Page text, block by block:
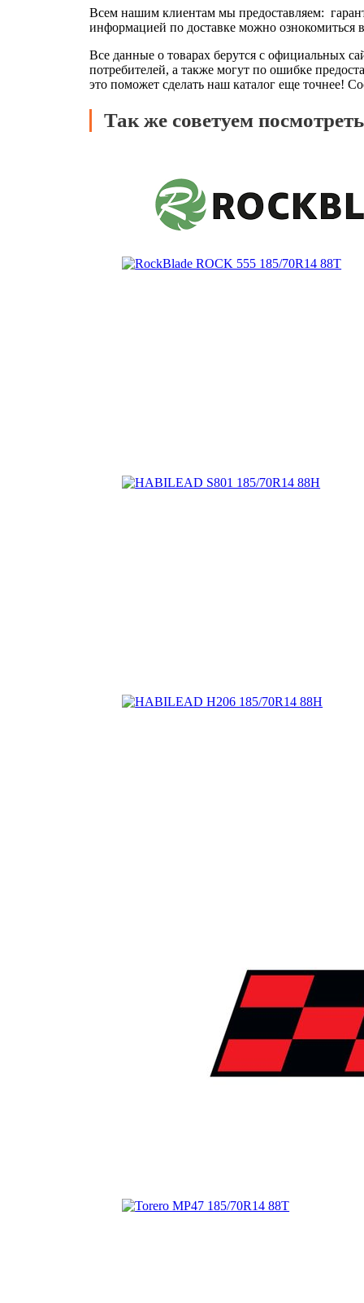
Всем нашим клиентам мы предоставляем:
информацией по доставке можно ознокомиться в
Все данные о товарах берутся с официальных
потребителей, а также могут по ошибке
это поможет сделать наш каталог еще точнее!
Так же советуем посмотреть